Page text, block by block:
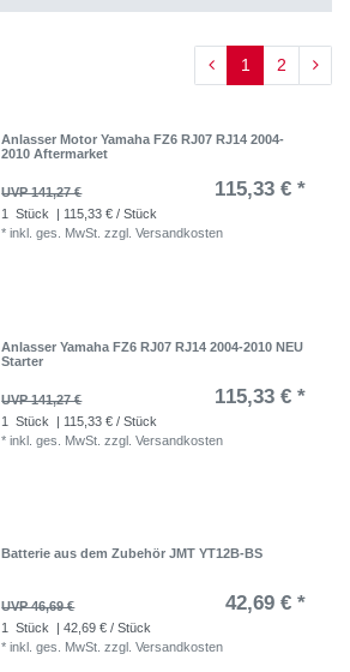
1 2
Anlasser Motor Yamaha FZ6 RJ07 RJ14 2004-
2010 Aftermarket
UVP 141,27 € 115,33 € *
1 Stück
| 115,33 € / Stück
*inkl. ges. MwSt. zzgl.Versandkosten
Anlasser Yamaha FZ6 RJ07 RJ14 2004-2010 NEU
Starter
UVP 141,27 € 115,33 € *
1 Stück
| 115,33 € / Stück
*inkl. ges. MwSt. zzgl.Versandkosten
Batterie aus dem Zubehör JMT YT12B-BS
UVP 46,69 € 42,69 € *
1 Stück
| 42,69 € / Stück
*inkl. ges. MwSt. zzgl.Versandkosten